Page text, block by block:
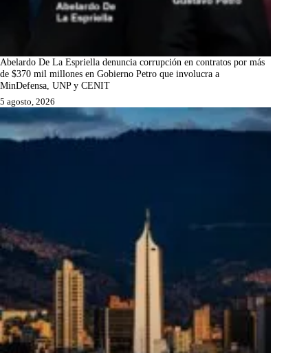
Abelardo De La Espriella denuncia corrupción en contratos por más
de $370 mil millones en Gobierno Petro que involucra a
MinDefensa, UNP y CENIT
5 agosto, 2026